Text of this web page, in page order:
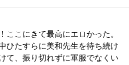
ここにきて最高にエロかった。
ひたすらに美和先生を待ち続け
て、振り切れずに軍服でなくい